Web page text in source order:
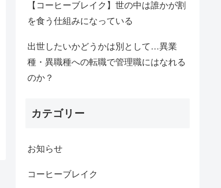
【コーヒーブレイク】世の中は誰かが割
を食う仕組みになっている
出世したいかどうかは別として…異業
種・異職種への転職で管理職にはなれる
のか？
カテゴリー
お知らせ
コーヒーブレイク